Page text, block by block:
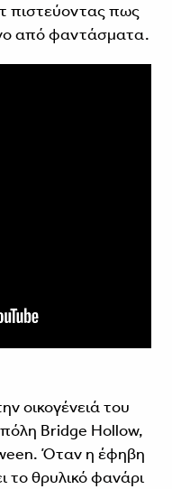
πιστεύοντας πως
από φαντάσματα.
οικογένειά του
Bridge Hollow,
Όταν η έφηβη
το θρυλικό φανάρι